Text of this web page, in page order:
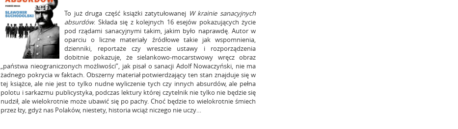
To już druga część książki zatytułowanej W krainie sanacyjnych
absurdów. Składa się z kolejnych 16 esejów pokazujących życie
pod rządami sanacyjnymi takim, jakim było naprawdę. Autor w
oparciu o liczne materiały źródłowe takie jak wspomnienia,
dzienniki, reportaże czy wreszcie ustawy i rozporządzenia
dobitnie pokazuje, że sielankowo-mocarstwowy wręcz obraz
„państwa nieograniczonych możliwości”, jak pisał o sanacji Adolf Nowaczyński, nie ma
żadnego pokrycia w faktach. Obszerny materiał potwierdzający ten stan znajduje się w
tej książce, ale nie jest to tylko nudne wyliczenie tych czy innych absurdów, ale pełna
polotu i sarkazmu publicystyka, podczas lektury której czytelnik nie tylko nie będzie się
nudził, ale wielokrotnie może ubawić się po pachy. Choć będzie to wielokrotnie śmiech
przez łzy, gdyż nas Polaków, niestety, historia wciąż niczego nie uczy…